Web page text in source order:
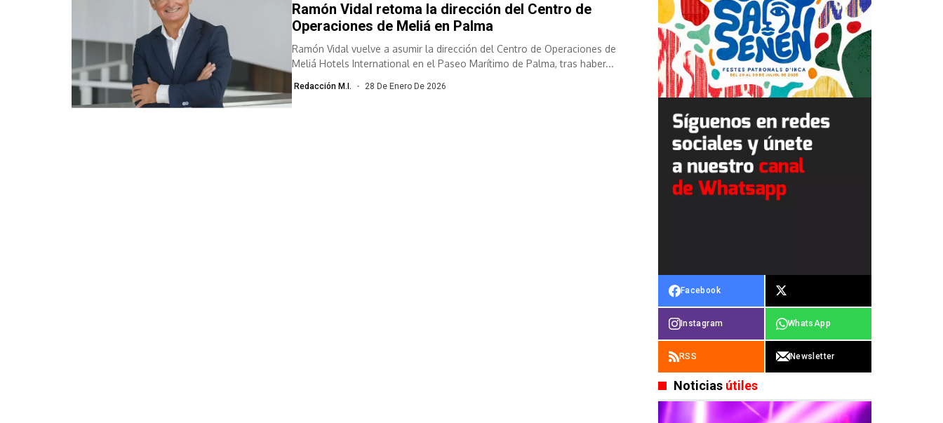
Ramón Vidal retoma la dirección del Centro de
Operaciones de Meliá en Palma
Ramón Vidal vuelve a asumir la dirección del Centro de Operaciones de
Meliá Hotels International en el Paseo Marítimo de Palma, tras haber...
Redacción M.I. 28 De Enero De 2026
Facebook
Instagram WhatsApp
RSS Newsletter
Noticias útiles